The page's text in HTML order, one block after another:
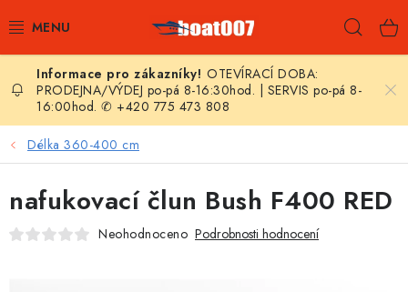
na
E-SHOP
AKČNÍ SLEVY
OTEVÍRACÍ DOBA:
PRODEJNA/VÝDEJ po-pá 8-16:30hod. | SERVIS po-pá 8-
16:00hod. ✆ +420 775 473 808
Délka 360-400 cm
nafukovací člun Bush F400 RED
Neohodnoceno Podrobnosti hodnocení